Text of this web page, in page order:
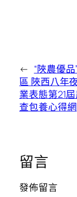
← “陜農優
區 陜西八年
業表態第21
查包養心得網
留言
發佈留言